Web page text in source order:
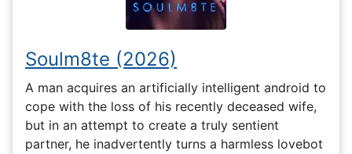
Soulm8te (2026)
A man acquires an artificially intelligent android to
cope with the loss of his recently deceased wife,
but in an attempt to create a truly sentient
partner, he inadvertently turns a harmless lovebot